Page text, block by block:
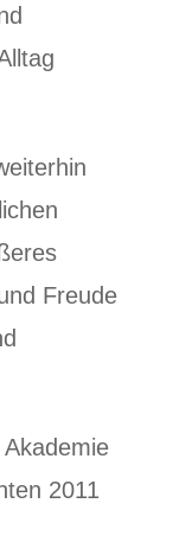
Freude
2011